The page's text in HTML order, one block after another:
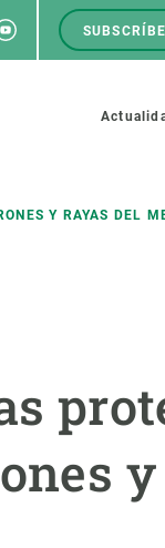
top
Y RAYAS DEL
Estrategia de
Oportunidades
Pide tu MSCA-
Pide tu beca